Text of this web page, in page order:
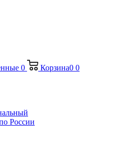
0 Корзина0 0
России